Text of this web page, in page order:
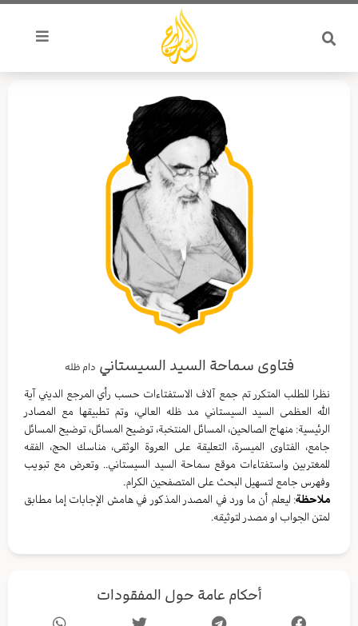
تخطي
المحتوى
فتاوى سماحة السيد السيستاني دام ظله
نظرا للطلب المتكرر تم جمع آلاف الاستفتاءات حسب رأي المرجع الديني آية
الله العظمى السيد السيستاني مد ظله العالي، وتم تطبيقها مع المصادر
الرئيسية: منهاج الصالحين، المسائل المنتخبة، توضيح المسائل، توضيح المسائل
جامع، الفتاوى الميسرة، التعليقة على العروة الوثقى، مناسك الحج، الفقه
للمغتربين واستفتاءات موقع سماحة السيد السيستاني.. وتعرض مع تبويب
وفهرس جامع لتسهيل البحث على المتصفحين الكرام.
ملاحظة: ليعلم أن ما ورد في المصدر المذكور في هامش الإجابات إما مطابق
لمتن الجواب او مصدر لتوثيقه.
أحكام عامة حول المفقودات